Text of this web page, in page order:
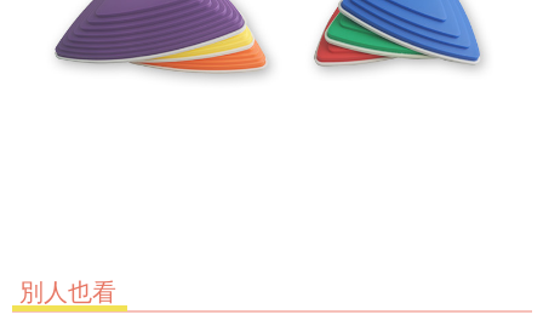
別人也看